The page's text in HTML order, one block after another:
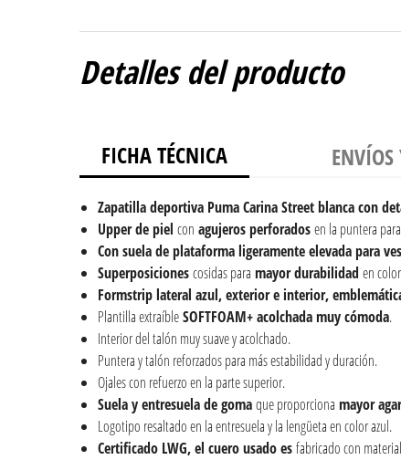
Detalles del producto
FICHA TÉCNICA ENVÍOS
Zapatilla deportiva Puma Carina Street blanca con
Upper de piel con agujeros perforadosen la puntera
Con suela de plataforma ligeramente elevada para
Superposicionescosidas para mayor durabilidad en color
Formstrip lateral azul, exterior e interior,
Plantilla extraíbleSOFTFOAM+ acolchada muy cómoda.
Interior del talón muy suave y acolchado.
Puntera y talón reforzados para más estabilidad y duración.
Ojales con refuerzo en la parte superior.
Suela y entresuela de gomaque proporciona mayor
Logotipo resaltado en la entresuela y la lengüeta en color azul.
Certificado LWG, el cuero usado esfabricado con